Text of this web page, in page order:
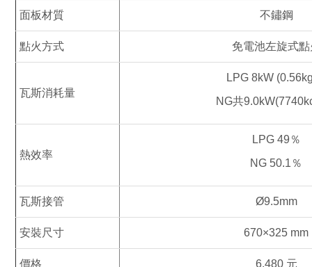
面板材質 不鏽鋼
點火方式 免電池左旋式點
瓦斯消耗量
LPG 8kW
NG共
熱效率
LPG 49％
NG 50.1％
瓦斯接管 Ø9.5mm
安裝尺寸 670×325 mm
價格 6,480 元